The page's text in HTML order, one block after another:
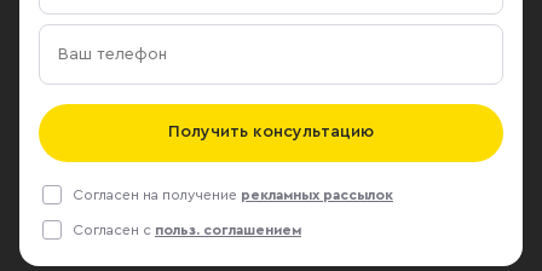
Получить консультацию
Согласен на получение рекламных рассылок
Согласен с польз. соглашением